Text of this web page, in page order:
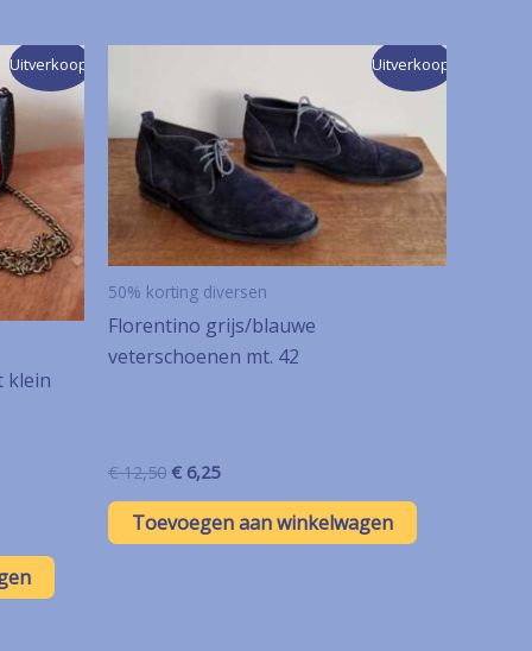
Uitverkoop!
klein
Uitverkoop!
50% korting diversen
Florentino grijs/blauwe
veterschoenen mt. 42
€12,50 Oorspronkelijke
was:
€ 12,50.
€ 6,25Huidige
is:
€ 6,25.
Toevoegen aan winkelwagen